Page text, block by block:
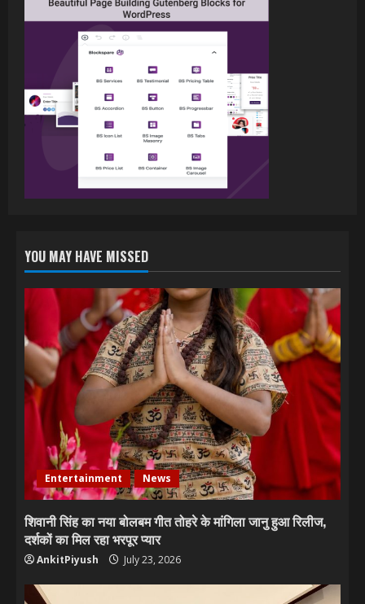
पवन सिंह का बॉलीवुड में महाधमाका, ‘सिर्फ आपके’
की शूटिंग लखनऊ और भोपाल में हुई पूरी”
July 16, 2026
नेहा म्यूजिक वर्ल्ड पर रिलीज हुआ भोजपुरी गीत
जिंदगी जियल छोड़ देहब, दर्शकों का मिल रहा भरपूर
प्यार
July 6, 2026
YOU MAY HAVE MISSED
Entertainment News
शिवानी सिंह का नया बोलबम गीत तोहरे के मांगिला जानु हुआ रिलीज,
दर्शकों का मिल रहा भरपूर प्यार
AnkitPiyush July 23, 2026